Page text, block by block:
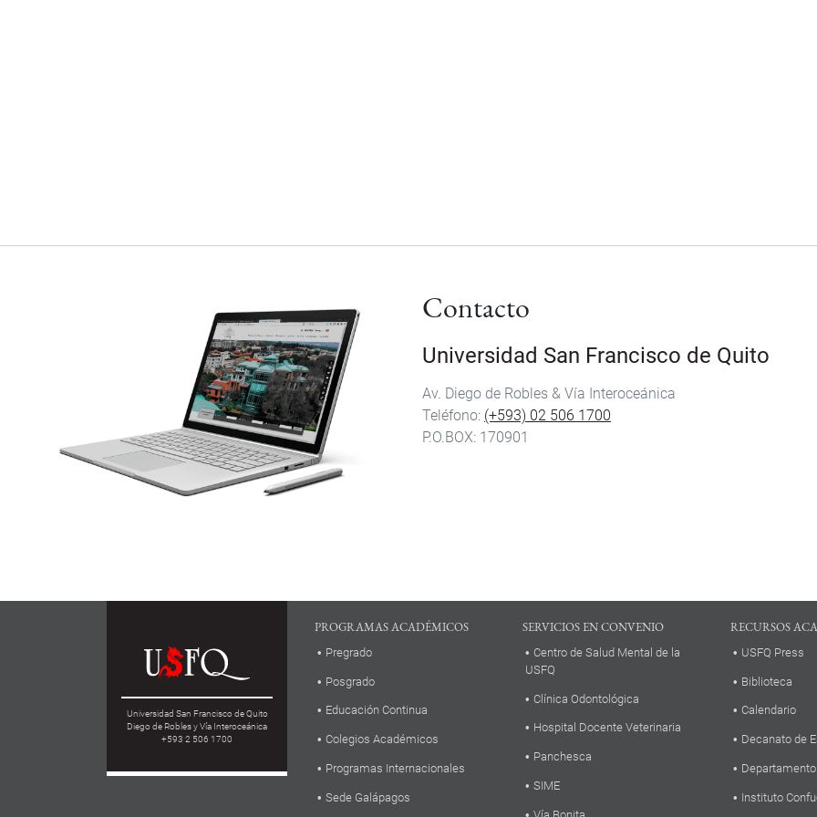
Contacto
Universidad San Francisco de Quito
Av. Diego de Robles & Vía Interoceánica
Teléfono: (+593) 02 506 1700
P.O.BOX: 170901
Universidad San Francisco de Quito
Diego de Robles y Vía Interoceánica
+593 2 506 1700
PROGRAMAS ACADÉMICOS
Pregrado
Posgrado
Educación Continua
Colegios Académicos
Programas Internacionales
Sede Galápagos
SERVICIOS EN CONVENIO
Centro de Salud Mental de la
USFQ
Clínica Odontológica
Hospital Docente Veterinaria
Panchesca
SIME
RECURSOS
USFQ Press
Biblioteca
Calendario
Decanato de
Instituto